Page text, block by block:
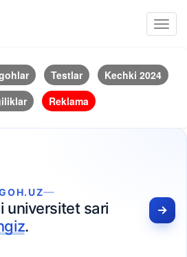
Testlar
Kechki 2024
Reklama
universitet sari
.